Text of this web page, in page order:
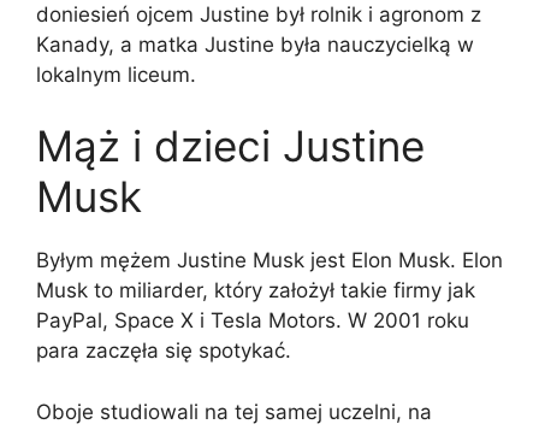
doniesień ojcem Justine był rolnik i agronom z
Kanady, a matka Justine była nauczycielką w
lokalnym liceum.
Mąż i dzieci Justine
Musk
Byłym mężem Justine Musk jest Elon Musk. Elon
Musk to miliarder, który założył takie firmy jak
PayPal, Space X i Tesla Motors. W 2001 roku
para zaczęła się spotykać.
Oboje studiowali na tej samej uczelni, na